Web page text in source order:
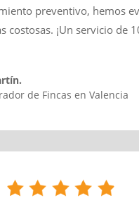
preventivo, hemos
costosas. ¡Un servicio de
de Fincas en Valencia